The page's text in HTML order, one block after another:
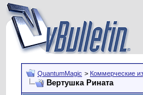
QuantumMagic > Коммерческие
Вертушка Рината